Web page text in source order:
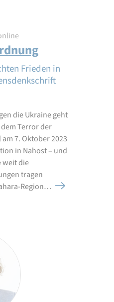
Frieden in
die Ukraine geht
Terror der
7. Oktober 2023
in Nahost – und
weit die
tragen
Region…